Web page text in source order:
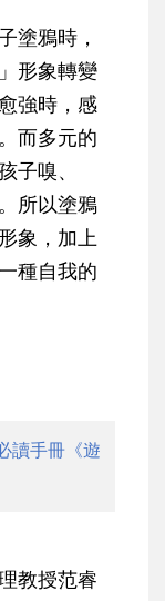
塗鴉時，
形象轉變
強時，感
而多元的
子嗅、
所以塗鴉
象，加上
種自我的
讀手冊《遊
教授范睿